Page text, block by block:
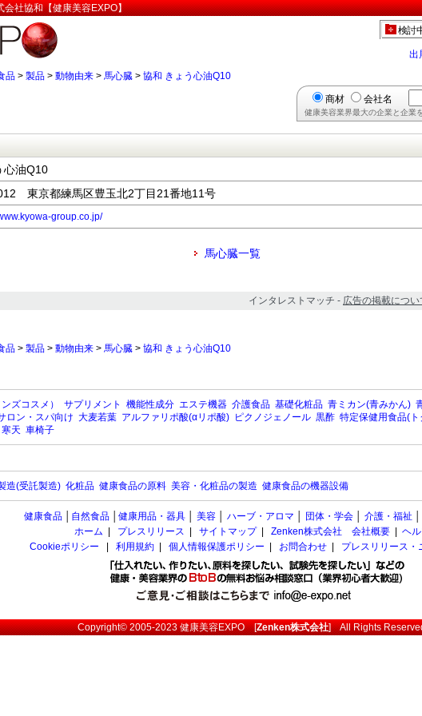
会社協和【健康美容EXPO】
検討
出
品 > 製品 > 動物由来 > 馬心臓 > 協和 きょう心油Q10
商材 会社名
健康美容業界最大の企業と企業
心油Q10
東京都練馬区豊玉北2丁目21番地11号
group.co.jp/
馬心臓一覧
インタレストマッチ - 広告の掲載につい
品 > 製品 > 動物由来 > 馬心臓 > 協和 きょう心油Q10
ズコスメ） サプリメント 機能性成分 エステ機器 介護食品 基礎化粧品 青ミカン(青みかん)
ロン・スパ向け 大麦若葉 アルファリポ酸(αリポ酸) ピクノジェノール 黒酢 特定保健用食品(ト
寒天 車椅子
造(受託製造) 化粧品 健康食品の原料 美容・化粧品の製造 健康食品の機器設備
健康食品 自然食品 健康用品・器具 美容 ハーブ・アロマ 団体・学会 介護・福祉
ホーム
プレスリリース サイトマップ| Zenken株式会社 会社概要
ヘ
Cookieポリシー
利用規約 個人情報保護ポリシー お問合わせ プレスリリース・
Copyright© 2005-2023健康美容EXPO[Zenken株式会社] All Rights